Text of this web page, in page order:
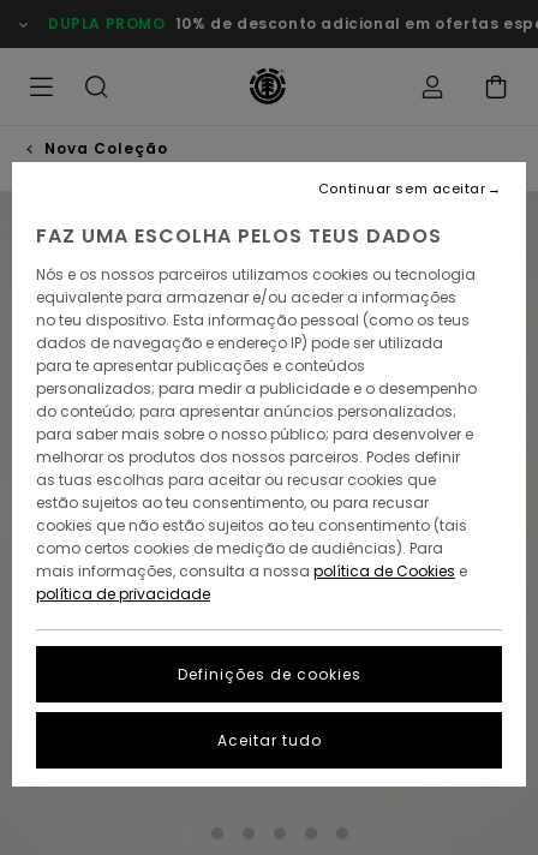
para
a
DUPLA PROMO 10% de desconto adicional em ofertas
Nova Coleção
FAZ UMA ESCOLHA PELOS TEUS DADOS
Nós e os nossos parceiros utilizamos cookies ou tecnologia
equivalente para armazenar e/ou aceder a informações
no teu dispositivo. Esta informação pessoal (como os teus
dados de navegação e endereço IP) pode ser utilizada
para te apresentar publicações e conteúdos
personalizados; para medir a publicidade e o desempenho
do conteúdo; para apresentar anúncios personalizados;
para saber mais sobre o nosso público; para desenvolver e
melhorar os produtos dos nossos parceiros. Podes definir
as tuas escolhas para aceitar ou recusar cookies que
estão sujeitos ao teu consentimento, ou para recusar
cookies que não estão sujeitos ao teu consentimento (tais
como certos cookies de medição de audiências). Para
mais informações, consulta a nossa política de Cookies e
política de privacidade
Definições de cookies
Continuar sem aceitar
Aceitar tudo